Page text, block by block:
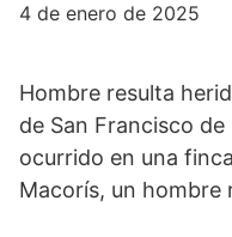
4 de enero de 2025
Hombre resulta
de San Francisco
ocurrido en una
Macorís, un hombre